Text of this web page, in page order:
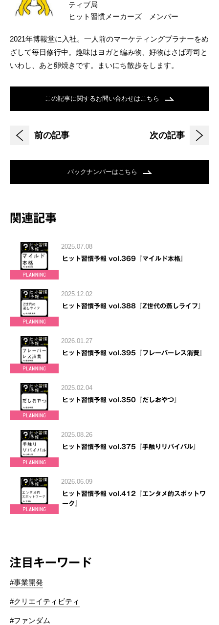
ティブ局
ヒット習慣メーカーズ メンバー
2021年博報堂に入社。一人前のマーケティングプラナーをめ
ざして毎日修行中。趣味はヨガと編み物、好物はさば寿司と
いわし、あと卵焼きです。まいにち散歩をします。
この記事に関するお問い合わせはこちら
前の記事 次の記事
バックナンバーはこちら
関連記事
2025.07.08
ヒット習慣予報 vol.369『マイルド本格』
2025.12.02
ヒット習慣予報 vol.388『Z世代の蒸しライフ』
2026.01.27
ヒット習慣予報 vol.395『フレーバーレス消費』
2025.02.04
ヒット習慣予報 vol.350『だしおやつ』
2025.08.26
ヒット習慣予報 vol.375『手触りリバイバル』
2026.06.09
ヒット習慣予報 vol.412『エンタメ的スポットワ
ーク』
注目キーワード
#事業開発
#クリエイティビティ
#ファンダム